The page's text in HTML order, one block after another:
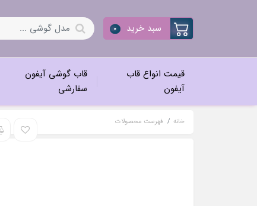
سبد خرید 0
قیمت انواع قاب
آیفون
قاب گوشی آیفون
سفارشی
خانه فهرست محصولات